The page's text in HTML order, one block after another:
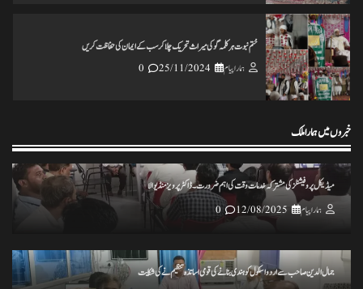
ختم نبوت ہر کلمہ گو کی میراث تحریک چلاکرسب کے ایمان کی حفاظت کریں
ہمارا پیام
20/11/2024
0
خبروں میں ہمارا ملک
میڈیکل پروفیشنلز کی مشترکہ خدمات وقت کی اہم ضرورت۔ ڈاکٹر پرویز منڈیوالا
ہمارا پیام
12/08/2025
0
جمال الدین صاحب سے اردو اسکول کو ہندی بنانے کی قومی اساتذہ تنظیم نے کی شکایت